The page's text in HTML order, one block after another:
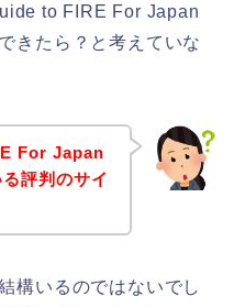
to FIRE For Japan
きたら？と考えていな
For Japan
評判のサイ
構いるのではないでし